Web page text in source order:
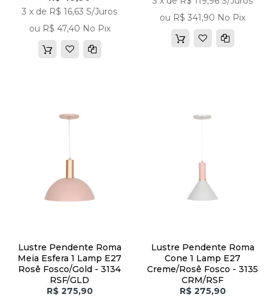
3 x de R$ 16,63 S/Juros
ou R$ 47,40 No Pix
ou R$ 341,90 No Pix
Lustre Pendente Roma
Meia Esfera 1 Lamp E27
Rosê Fosco/gold - 3134
RSF/GLD
R$ 275,90
Lustre Pendente Roma
Cone 1 Lamp E27
Creme/rosê Fosco - 3135
CRM/RSF
R$ 275,90